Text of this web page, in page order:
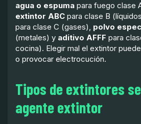
agua o espuma para fuego clase
extintor ABC para clase B
para clase C (gases), polvo
(metales) y aditivo AFFF para
cocina). Elegir mal el extintor
o provocar electrocución.
Tipos de extintores
agente extintor